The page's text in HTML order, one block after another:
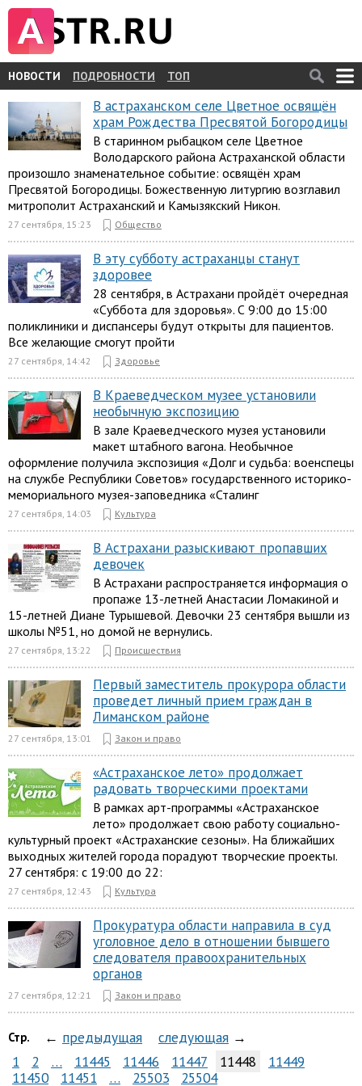
НОВОСТИ ПОДРОБНОСТИ ТОП
В астраханском селе Цветное освящён
храм Рождества Пресвятой Богородицы
В старинном рыбацком селе Цветное
Володарского района Астраханской области
произошло знаменательное событие: освящён храм
Пресвятой Богородицы. Божественную литургию возглавил
митрополит Астраханский и Камызякский Никон.
27 сентября, 15:23 Общество
В эту субботу астраханцы станут
здоровее
28 сентября, в Астрахани пройдёт очередная
«Суббота для здоровья». С 9:00 до 15:00
поликлиники и диспансеры будут открыты для пациентов.
Все желающие смогут пройти
27 сентября, 14:42 Здоровье
В Краеведческом музее установили
необычную экспозицию
В зале Краеведческого музея установили
макет штабного вагона. Необычное
оформление получила экспозиция «Долг и судьба: военспецы
на службе Республики Советов» государственного историко-
мемориального музея-заповедника «Сталинг
27 сентября, 14:03 Культура
В Астрахани разыскивают пропавших
девочек
В Астрахани распространяется информация о
пропаже 13-летней Анастасии Ломакиной и
15-летней Диане Турышевой. Девочки 23 сентября вышли из
школы №51, но домой не вернулись.
27 сентября, 13:22 Происшествия
Первый заместитель прокурора области
проведет личный прием граждан в
Лиманском районе
27 сентября, 13:01 Закон и право
«Астраханское лето» продолжает
радовать творческими проектами
В рамках арт-программы «Астраханское
лето» продолжает свою работу социально-
культурный проект «Астраханские сезоны». На ближайших
выходных жителей города порадуют творческие проекты.
27 сентября: с 19:00 до 22:
27 сентября, 12:43 Культура
Прокуратура области направила в суд
уголовное дело в отношении бывшего
следователя правоохранительных
органов
27 сентября, 12:21 Закон и право
Стр. ← предыдущая следующая →
1
2 … 11445 11446 11447 11448
11449
11450
11451 … 25503 25504